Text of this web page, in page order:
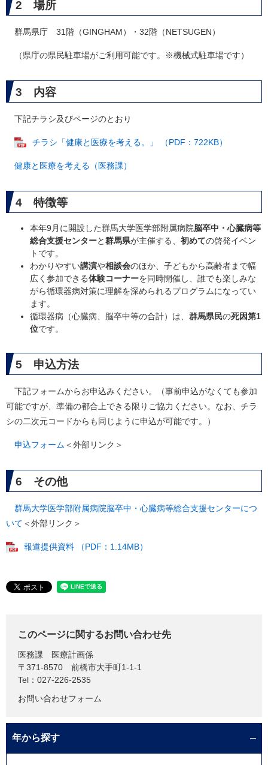
2 場所
群馬県庁 31階（GINGHAM）・32階（NETSUGEN）
（県庁の県民駐車場がご利用可能です。※機械式駐車場です）
3 内容
下記チラシ及びページのとおり
チラシ「健康と医療を考える。」 （PDF：722KB）
健康と医療を考える（医務課）
4 特徴等
本年9月に開設した群馬大学医学部附属病院脳卒中・心臓病等
総合支援センターと群馬県が主催する、 初めての啓発イベン
トです。​
わかりやすい講演や相談会のほか、子どもから高齢者まで幅
広く参加できる体験コーナーを同時開催し、誰でも楽しみな
がら循環器病対策に理解を深められるプログラムになってい
ます。
循環器病（心臓病、脳卒中等の合計）は、 群馬県民の死因第1
位です。
5 申込方法
下記フォームからお申込みください。（事前申込がなくても参加
可能ですが、準備の都合上できる限りご協力ください。なお、チラ
シの二次元コードからも同じように申込が可能です。）
申込フォーム ＜外部リンク＞
6 その他
群馬大学医学部附属病院脳卒中・心臓病等総合支援センターにつ
いて ＜外部リンク＞
報道提供資料 （PDF：1.14MB）
このページに関するお問い合わせ先
医務課
医療計画係
〒371-8570
前橋市大手町1-1-1
Tel：027-226-2535
お問い合わせフォーム
年から探す